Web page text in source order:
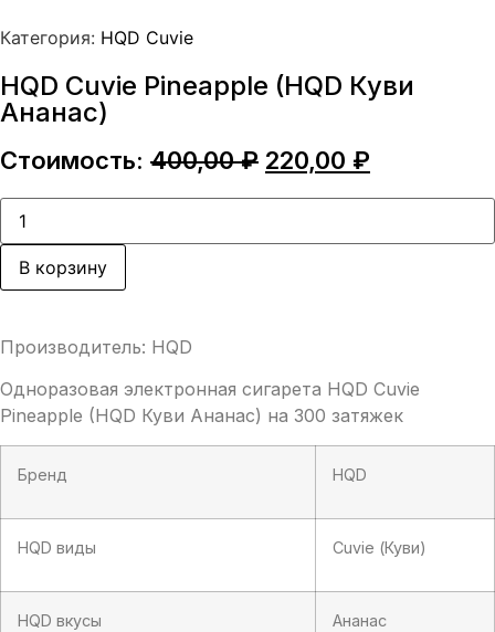
Категория: HQD Cuvie
HQD Cuvie Pineapple (HQD Куви
Ананас)
Стоимость: 400,00₽ Первоначальная
составляла
220,00 ₽
220,00 ₽.
Количество
товара
HQD
Cuvie
Pineapple
(HQD
В корзину
Производитель: HQD
Одноразовая электронная сигарета HQD Cuvie
Pineapple (HQD Куви Ананас) на 300 затяжек
Бренд HQD
HQD виды Cuvie (Куви)
HQD вкусы Ананас